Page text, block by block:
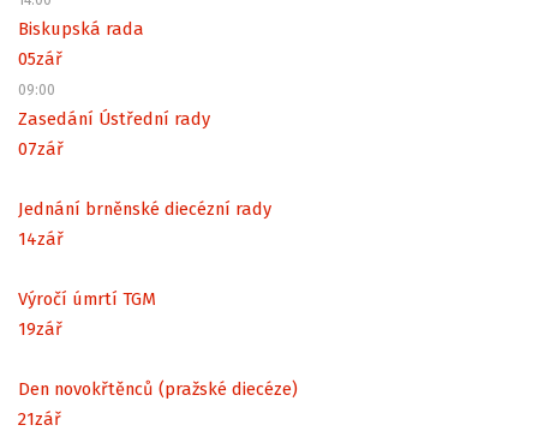
Biskupská rada
05zář
09:00
Zasedání Ústřední rady
07zář
Jednání brněnské diecézní rady
14zář
Výročí úmrtí TGM
19zář
Den novokřtěnců (pražské diecéze)
21zář